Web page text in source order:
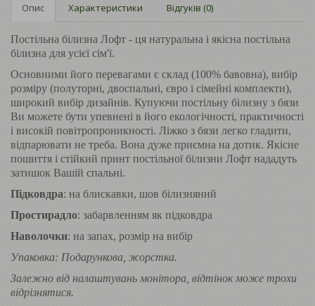
Опис Характеристики Відгуків (0)
Постільна білизна Лофт - ця натуральна і якісна постільна
білизна для усієї сім'ї.
Основними його перевагами є склад (100% бавовна), вибір
розміру (полуторні, двоспальні, євро і сімейні комплекти),
широкий вибір дизайнів. Купуючи постільну білизну з бязи
Ви можете бути упевнені в його екологічності, практичності
і високій повітропроникності. Ліжко з бязи легко гладити,
відпарювати не треба. Вона дуже приємна на дотик. Якісне
пошиття і стійкий принт постільної білизни Лофт нададуть
затишок Вашій спальні.
Підковдра: на блискавки, шов білизняний
Простирадло: забарвленням як підковдра
Наволочки: на запах, розмір на вибір
Упаковка: Подарункова, жорстка.
Залежно від налаштувань монітора, відтінок може трохи
відрізнятися.